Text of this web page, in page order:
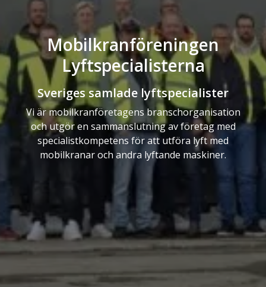
Mobilkranföreningen
Lyftspecialisterna
Sveriges samlade lyftspecialister
Vi är mobilkranföretagens branschorganisation
och utgör en sammanslutning av företag med
specialistkompetens för att utföra lyft med
mobilkranar och andra lyftande maskiner.